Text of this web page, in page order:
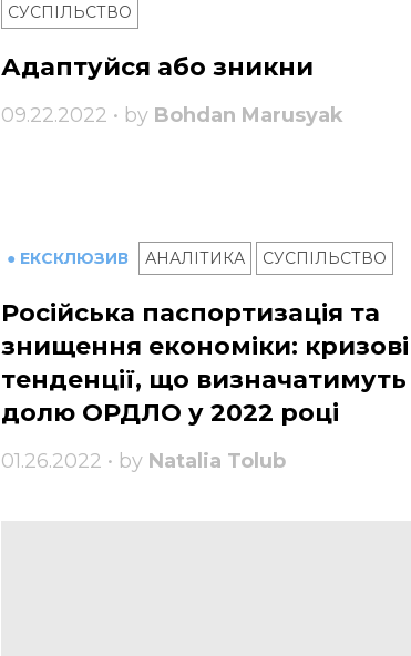
СУСПІЛЬСТВО
Адаптуйся або зникни
09.22.2022 • by Bohdan Marusyak
● ЕКСКЛЮЗИВ АНАЛІТИКА СУСПІЛЬСТВО
Російська паспортизація та
знищення економіки: кризові
тенденції, що визначатимуть
долю ОРДЛО у 2022 році
01.26.2022 • by Natalia Tolub